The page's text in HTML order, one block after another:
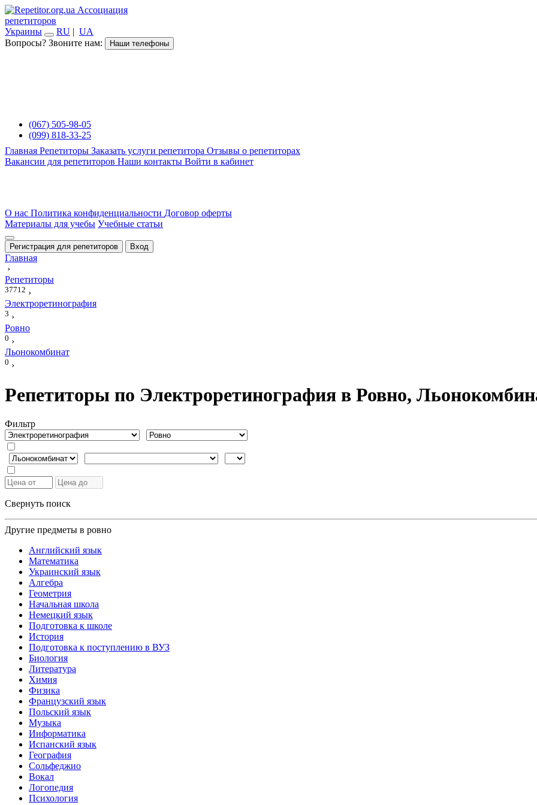
Ассоциация
репетиторов
Украины
RU | UA
Вопросы? Звоните нам:
Наши телефоны
(067) 505-98-05
(099) 818-33-25
Главная Репетиторы Заказать услуги репетитора Отзывы о репетиторах
Вакансии для репетиторов Наши контакты Войти в кабинет
О нас Политика конфиденциальности Договор оферты
Материалы для учебы Учебные статьи
Регистрация для репетиторов Вход
Главная
›
Репетиторы
37712 ›
Электроретинография
3 ›
Ровно
0 ›
Льонокомбинат
0 ›
Репетиторы по Электроретинография в Ровно,
Фильтр
Свернуть поиск
Другие предметы в ровно
Английский язык
Математика
Украинский язык
Алгебра
Геометрия
Начальная школа
Немецкий язык
Подготовка к школе
История
Подготовка к поступлению в ВУЗ
Биология
Литература
Химия
Физика
Французский язык
Польский язык
Музыка
Информатика
Испанский язык
География
Сольфеджио
Вокал
Логопедия
Психология